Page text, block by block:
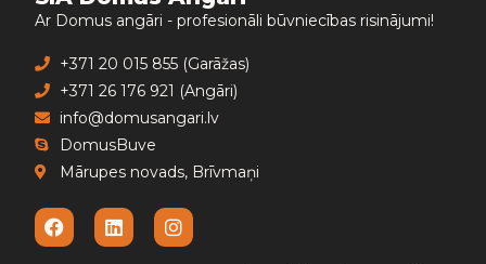
Ar Domus angāri - profesionāli būvniecības risinājumi!
+371 20 015 855 (Garāžas)
+371 26 176 921 (Angāri)
info@domusangari.lv
DomusBuve
Mārupes novads, Brīvmaņi